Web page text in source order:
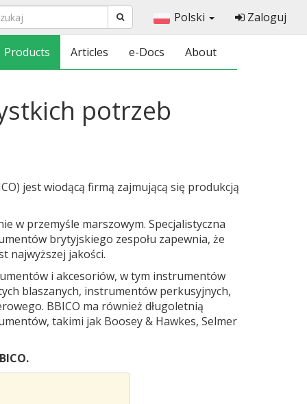
Polski Zaloguj
Products Articles e-Docs About
potrzeb
jest wiodącą firmą zajmującą się produkcją
w przemyśle marszowym. Specjalistyczna
brytyjskiego zespołu zapewnia, że
najwyższej jakości.
i akcesoriów, w tym instrumentów
blaszanych, instrumentów perkusyjnych,
BBICO ma również długoletnią
takimi jak Boosey & Hawkes, Selmer